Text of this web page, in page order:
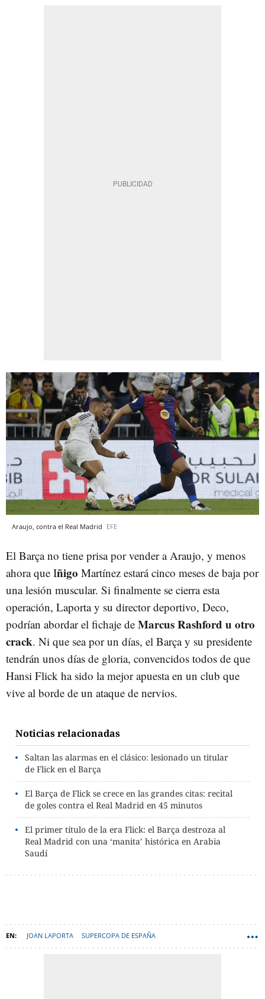
Araujo, contra el Real Madrid EFE
El Barça no tiene prisa por vender a Araujo, y menos
ahora que Iñigo Martínez estará cinco meses de baja por
una lesión muscular. Si finalmente se cierra esta
operación, Laporta y su director deportivo, Deco,
podrían abordar el fichaje de Marcus Rashford u otro
crack. Ni que sea por un días, el Barça y su presidente
tendrán unos días de gloria, convencidos todos de que
Hansi Flick ha sido la mejor apuesta en un club que
vive al borde de un ataque de nervios.
Noticias relacionadas
Saltan las alarmas en el clásico: lesionado un titular
de Flick en el Barça
El Barça de Flick se crece en las grandes citas: recital
de goles contra el Real Madrid en 45 minutos
El primer título de la era Flick: el Barça destroza al
Real Madrid con una ‘manita’ histórica en Arabia
Saudí
JOAN LAPORTA SUPERCOPA DE ESPAÑA